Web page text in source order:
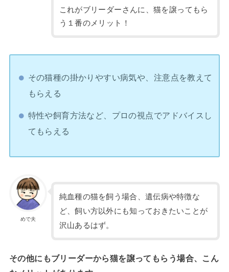
これがブリーダーさんに、猫を譲ってもら
う１番のメリット！
その猫種の掛かりやすい病気や、注意点を教えて
もらえる
特性や飼育方法など、プロの視点でアドバイスし
てもらえる
めで夫
純血種の猫を飼う場合、遺伝病や特徴な
ど、飼い方以外にも知っておきたいことが
沢山あるはず。
その他にもブリーダーから猫を譲ってもらう場合、こん